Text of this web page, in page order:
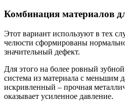
Комбинация материалов
Этот вариант используют в тех
челюсти сформированы
значительный дефект.
Для этого на более ровный зубной
система из материала с меньшим
искривленный – прочная
оказывает усиленное давление.